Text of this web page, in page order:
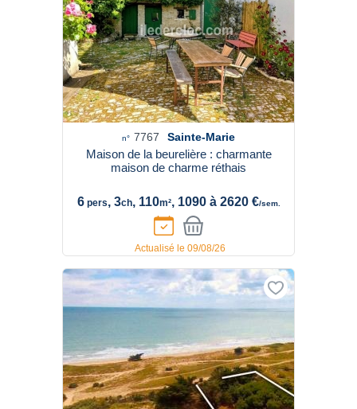
n° 7767 Sainte-Marie
Maison de la beurelière : charmante
maison de charme réthais
6pers, 3ch, 110m², 1090 à 2620 €/sem.
Actualisé le 09/08/26